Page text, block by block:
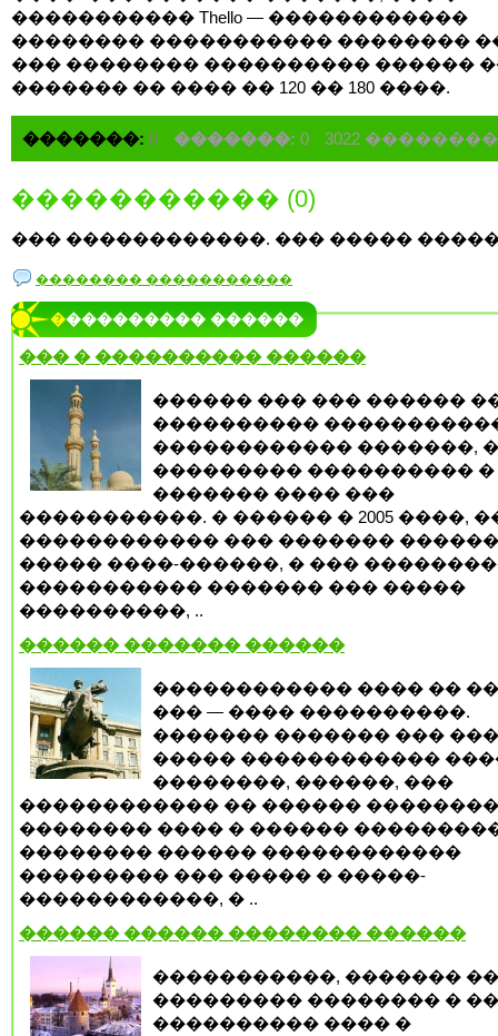
����������� Thello — ������������
�������� ����������� ��������
��� �������� ���������� ������
������� �� ���� �� 120 �� 180 ����.
�������: 0 �������: 0 3022
����������� (0)
��� ������������. ��� �����
�������� �����������
���������� ������
��� � ���������� ������
������ ��� ��� ������
����������
������������ �������,
��������� ���������� �
������� ���� ���
�����������. � ������ � 2005 ����,
������������ ��� ������� ������
����� ����-������, � ���
����������� ������� ��� �����
����������, ..
������ ������� ������
������������ ���� ��
��� — ���� ����������.
������� ������� ���
����� ������������
��������, ������, ���
������������ �� ������ ��������
�������� ���� � ������
�������� ������ ������������
��������� ��� ����� � �����-
������������, � ..
������ ������ �������� ������
�����������, �������
��������� �������� �
���������� ���� �